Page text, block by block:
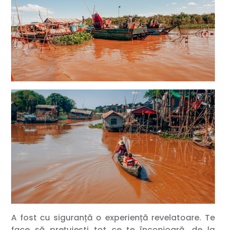
A fost cu siguranță o experiență revelatoare. Te